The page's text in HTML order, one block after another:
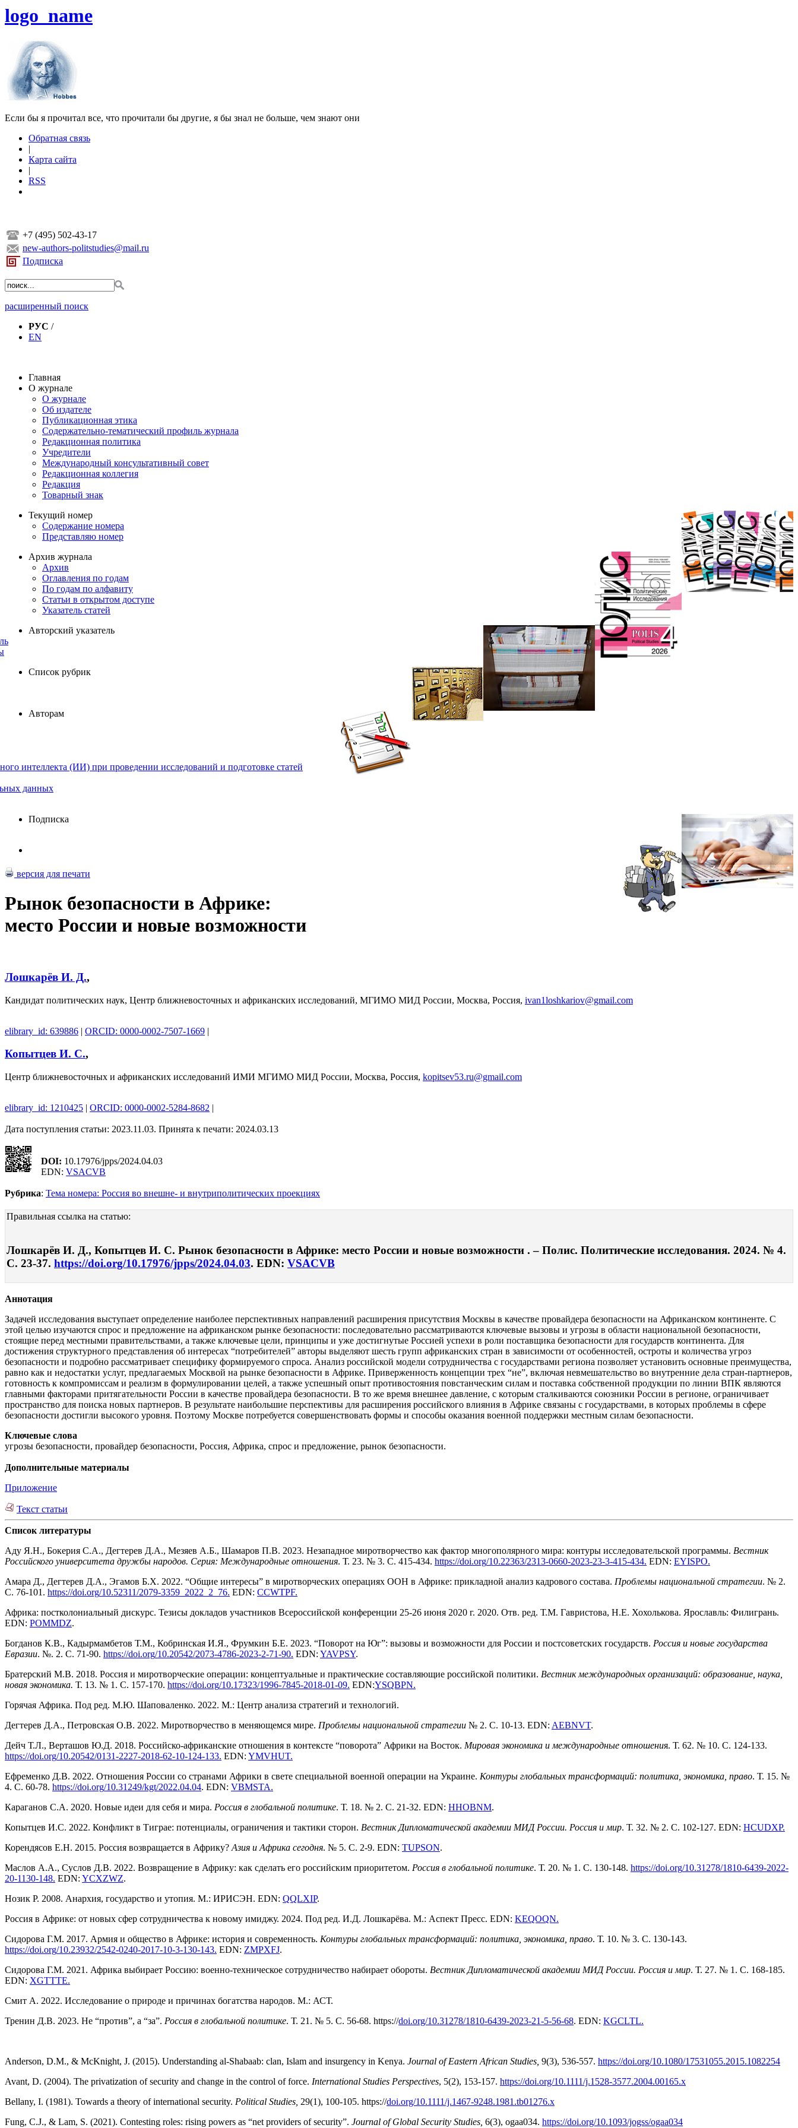
logo_name
Если бы я прочитал все, что прочитали бы другие, я бы знал не больше, чем знают они
Обратная связь
|
Карта сайта
|
RSS
+7 (495) 502-43-17
new-authors-politstudies@mail.ru
Подписка
расширенный поиск
РУС /
EN
Главная
О журнале
О журнале
Об издателе
Публикационная этика
Содержательно-тематический профиль журнала
Редакционная политика
Учредители
Международный консультативный совет
Редакционная коллегия
Редакция
Товарный знак
Текущий номер
Содержание номера
Представляю номер
Архив журнала
Архив
Оглавления по годам
По годам по алфавиту
Статьи в открытом доступе
Указатель статей
Авторский указатель
Список рубрик
Авторам
интеллекта (ИИ) при проведении исследований и подготовке статей
данных
Подписка
версия для печати
Рынок безопасности в Африке:
место России и новые возможности
Лошкарёв И. Д.,
Кандидат политических наук, Центр ближневосточных и африканских исследований, МГИМО МИД России, Москва, Россия, ivan1loshkariov@gmail.com
elibrary_id: 639886 | ORCID: 0000-0002-7507-1669 |
Копытцев И. С.,
Центр ближневосточных и африканских исследований ИМИ МГИМО МИД России, Москва, Россия, kopitsev53.ru@gmail.com
elibrary_id: 1210425 | ORCID: 0000-0002-5284-8682 |
Дата поступления статьи: 2023.11.03. Принята к печати: 2024.03.13
DOI: 10.17976/jpps/2024.04.03
EDN: VSACVB
Рубрика: Тема номера: Россия во внешне- и внутриполитических проекциях
Правильная ссылка на статью:
Лошкарёв И. Д., Копытцев И. С. Рынок безопасности в Африке: место России и новые возможности . – Полис. Политические исследования. 2024. № 4.
С. 23-37. https://doi.org/10.17976/jpps/2024.04.03. EDN: VSACVB
Аннотация
Задачей исследования выступает определение наиболее перспективных направлений расширения присутствия Москвы в качестве провайдера безопасности на Африканском континенте. С
этой целью изучаются спрос и предложение на африканском рынке безопасности: последовательно рассматриваются ключевые вызовы и угрозы в области национальной безопасности,
стоящие перед местными правительствами, а также ключевые цели, принципы и уже достигнутые Россией успехи в роли поставщика безопасности для государств континента. Для
достижения структурного представления об интересах “потребителей” авторы выделяют шесть групп африканских стран в зависимости от особенностей, остроты и количества угроз
безопасности и подробно рассматривает специфику формируемого спроса. Анализ российской модели сотрудничества с государствами региона позволяет установить основные преимущества,
равно как и недостатки услуг, предлагаемых Москвой на рынке безопасности в Африке. Приверженность концепции трех “не”, включая невмешательство во внутренние дела стран-партнеров,
готовность к компромиссам и реализм в формулировании целей, а также успешный опыт противостояния повстанческим силам и поставка собственной продукции по линии ВПК являются
главными факторами притягательности России в качестве провайдера безопасности. В то же время внешнее давление, с которым сталкиваются союзники России в регионе, ограничивает
пространство для поиска новых партнеров. В результате наибольшие перспективы для расширения российского влияния в Африке связаны с государствами, в которых проблемы в сфере
безопасности достигли высокого уровня. Поэтому Москве потребуется совершенствовать формы и способы оказания военной поддержки местным силам безопасности.
Ключевые слова
угрозы безопасности, провайдер безопасности, Россия, Африка, спрос и предложение, рынок безопасности.
Дополнительные материалы
Приложение
Текст статьи
Список литературы
Аду Я.Н., Бокерия С.А., Дегтерев Д.А., Мезяев А.Б., Шамаров П.В. 2023. Незападное миротворчество как фактор многополярного мира: контуры исследовательской программы. Вестник
Российского университета дружбы народов. Серия: Международные отношения. Т. 23. № 3. С. 415-434. https://doi.org/10.22363/2313-0660-2023-23-3-41 5-434. EDN: EYISPO.
Амара Д., Дегтерев Д.А., Эгамов Б.Х. 2022. “Общие интересы” в миротворческих операциях ООН в Африке: прикладной анализ кадрового состава. Проблемы национальной стратегии. № 2.
С. 76-101. https://doi.org/10.52311/2079-3359_2022_2_76. EDN: CCWTPF.
Африка: постколониальный дискурс. Тезисы докладов участников Всероссийской конференции 25-26 июня 2020 г. 2020. Отв. ред. Т.М. Гавристова, Н.Е. Хохолькова. Ярославль: Филигрань.
EDN: POMMDZ.
Богданов К.В., Кадырмамбетов Т.М., Кобринская И.Я., Фрумкин Б.Е. 2023. “Поворот на Юг”: вызовы и возможности для России и постсоветских государств. Россия и новые государства
Евразии. №. 2. С. 71-90. https://doi.org/10.20542/2073-4786-2023-2-71-90. EDN: YAVPSY.
Братерский М.В. 2018. Россия и миротворческие операции: концептуальные и практические составляющие российской политики. Вестник международных организаций: образование, наука,
новая экономика. Т. 13. № 1. С. 157-170. https://doi.org/10.17323/1996-7845-2018-01-09. EDN:YSQBPN.
Горячая Африка. Под ред. М.Ю. Шаповаленко. 2022. М.: Центр анализа стратегий и технологий.
Дегтерев Д.А., Петровская О.В. 2022. Миротворчество в меняющемся мире. Проблемы национальной стратегии № 2. С. 10-13. EDN: AEBNVT.
Дейч Т.Л., Верташов Ю.Д. 2018. Российско-африканские отношения в контексте “поворота” Африки на Восток. Мировая экономика и международные отношения. Т. 62. № 10. С. 124-133.
https://doi.org/10.20542/0131-2227-2018-62-10-124-133. EDN: YMVHUT.
Ефременко Д.В. 2022. Отношения России со странами Африки в свете специальной военной операции на Украине. Контуры глобальных трансформаций: политика, экономика, право. Т. 15. №
4. С. 60-78. https://doi.org/10.31249/kgt/2022.04.04. EDN: VBMSTA.
Караганов С.А. 2020. Новые идеи для себя и мира. Россия в глобальной политике. Т. 18. № 2. С. 21-32. EDN: HHOBNM.
Копытцев И.С. 2022. Конфликт в Тиграе: потенциалы, ограничения и тактики сторон. Вестник Дипломатической академии МИД России. Россия и мир. Т. 32. № 2. С. 102-127. EDN: HCUDXP.
Корендясов Е.Н. 2015. Россия возвращается в Африку? Азия и Африка сегодня. № 5. С. 2-9. EDN: TUPSON.
Маслов А.А., Суслов Д.В. 2022. Возвращение в Африку: как сделать его российским приоритетом. Россия в глобальной политике. Т. 20. № 1. С. 130-148. https://doi.org/10.31278/1810-6439-2022-
20-1130-148. EDN: YCXZWZ.
Нозик Р. 2008. Анархия, государство и утопия. М.: ИРИСЭН. EDN: QQLXIP.
Россия в Африке: от новых сфер сотрудничества к новому имиджу. 2024. Под ред. И.Д. Лошкарёва. М.: Аспект Пресс. EDN: KEQOQN.
Сидорова Г.М. 2017. Армия и общество в Африке: история и современность. Контуры глобальных трансформаций: политика, экономика, право. Т. 10. № 3. С. 130-143.
https://doi.org/10.23932/2542-0240-2017-10-3-130-143. EDN: ZMPXFJ.
Сидорова Г.М. 2021. Африка выбирает Россию: военно-техническое сотрудничество набирает обороты. Вестник Дипломатической академии МИД России. Россия и мир. Т. 27. № 1. С. 168-185.
EDN: XGTTTE.
Смит А. 2022. Исследование о природе и причинах богатства народов. М.: АСТ.
Тренин Д.В. 2023. Не “против”, а “за”. Россия в глобальной политике. Т. 21. № 5. С. 56-68. https://doi.org/10.31278/1810-6439-2023-21-5-56-68. EDN: KGCLTL.
Anderson, D.M., & McKnight, J. (2015). Understanding al-Shabaab: clan, Islam and insurgency in Kenya. Journal of Eastern African Studies, 9(3), 536-557. https://doi.org/10.1080/17531055.2015.1082254
Avant, D. (2004). The privatization of security and change in the control of force. International Studies Perspectives, 5(2), 153-157. https://doi.org/10.1111/j.1528-3577.2004.00165.x
Bellany, I. (1981). Towards a theory of international security. Political Studies, 29(1), 100-105. https://doi.org/10.1111/j.1467-9248.1981.tb01276.x
Fung, C.J., & Lam, S. (2021). Contesting roles: rising powers as “net providers of security”. Journal of Global Security Studies, 6(3), ogaa034. https://doi.org/10.1093/jogss/ogaa034